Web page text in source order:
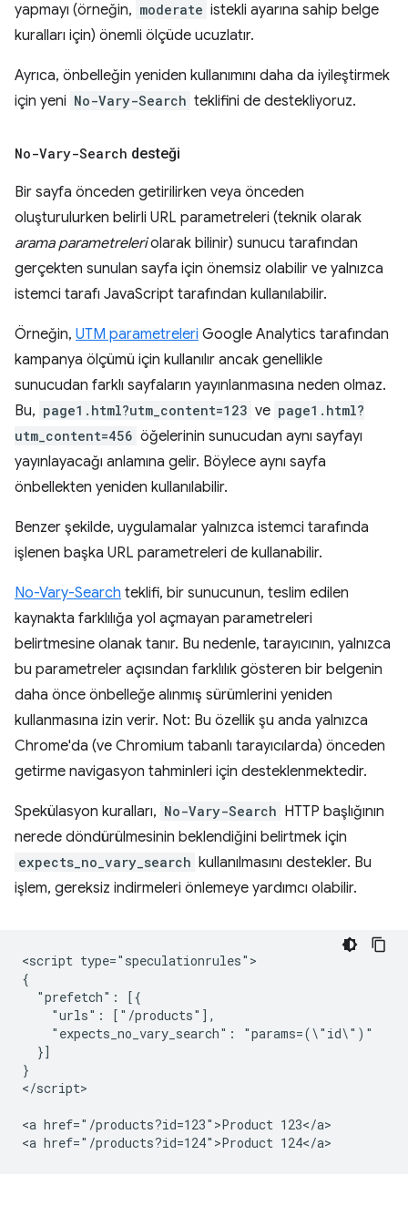
yapmayı (örneğin, moderate istekli ayarına sahip belge
kuralları için) önemli ölçüde ucuzlatır.
Ayrıca, önbelleğin yeniden kullanımını daha da iyileştirmek
için yeni No-Vary-Search teklifini de destekliyoruz.
No-Vary-Search desteği
Bir sayfa önceden getirilirken veya önceden
oluşturulurken belirli URL parametreleri (teknik olarak
arama parametreleriolarak bilinir) sunucu tarafından
gerçekten sunulan sayfa için önemsiz olabilir ve yalnızca
istemci tarafı JavaScript tarafından kullanılabilir.
Örneğin, UTM parametreleri Google Analytics tarafından
kampanya ölçümü için kullanılır ancak genellikle
sunucudan farklı sayfaların yayınlanmasına neden olmaz.
Bu, page1.html?utm_content=123 ve page1.html?
utm_content=456 öğelerinin sunucudan aynı sayfayı
yayınlayacağı anlamına gelir. Böylece aynı sayfa
önbellekten yeniden kullanılabilir.
Benzer şekilde, uygulamalar yalnızca istemci tarafında
işlenen başka URL parametreleri de kullanabilir.
No-Vary-Search teklifi, bir sunucunun, teslim edilen
kaynakta farklılığa yol açmayan parametreleri
belirtmesine olanak tanır. Bu nedenle, tarayıcının, yalnızca
bu parametreler açısından farklılık gösteren bir belgenin
daha önce önbelleğe alınmış sürümlerini yeniden
kullanmasına izin verir. Not: Bu özellik şu anda yalnızca
Chrome'da (ve Chromium tabanlı tarayıcılarda) önceden
getirme navigasyon tahminleri için desteklenmektedir.
Spekülasyon kuralları, No-Vary-Search HTTP başlığının
nerede döndürülmesinin beklendiğini belirtmek için
expects_no_vary_search kullanılmasını destekler. Bu
işlem, gereksiz indirmeleri önlemeye yardımcı olabilir.
<script type="speculationrules">
{
  "prefetch": [{
    "urls": ["/products"],
    "expects_no_vary_search": "params=(\"id\")"
  }]
}
</script>
<a href="/products?id=123">Product 123</a>